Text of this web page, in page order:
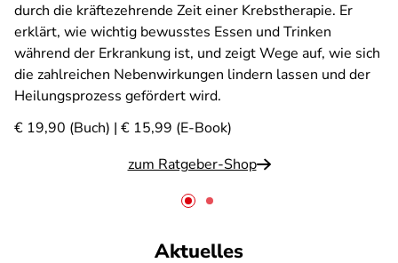
durch die kräftezehrende Zeit einer Krebstherapie. Er
erklärt, wie wichtig bewusstes Essen und Trinken
während der Erkrankung ist, und zeigt Wege auf, wie sich
die zahlreichen Nebenwirkungen lindern lassen und der
Heilungsprozess gefördert wird.
€ 19,90 (Buch) | € 15,99 (E-Book)
zum Ratgeber-Shop
Aktuelles